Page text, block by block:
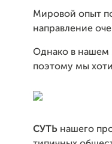
Мировой опыт
направление
Однако в нашем
поэтому мы
СУТЬ нашего